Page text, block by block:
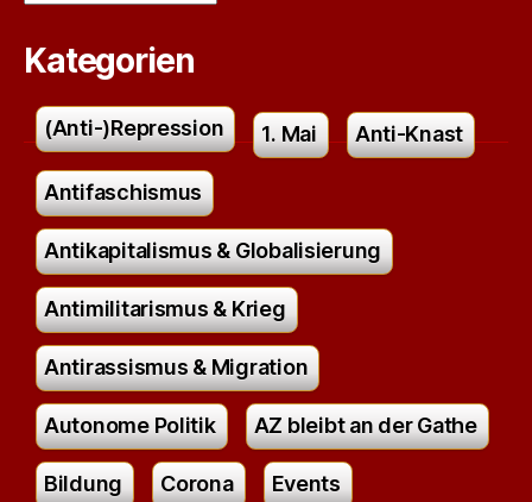
Kategorien
(Anti-)Repression 1. Mai Anti-Knast
Antifaschismus
Antikapitalismus & Globalisierung
Antimilitarismus & Krieg
Antirassismus & Migration
Autonome Politik AZ bleibt an der Gathe
Bildung Corona Events